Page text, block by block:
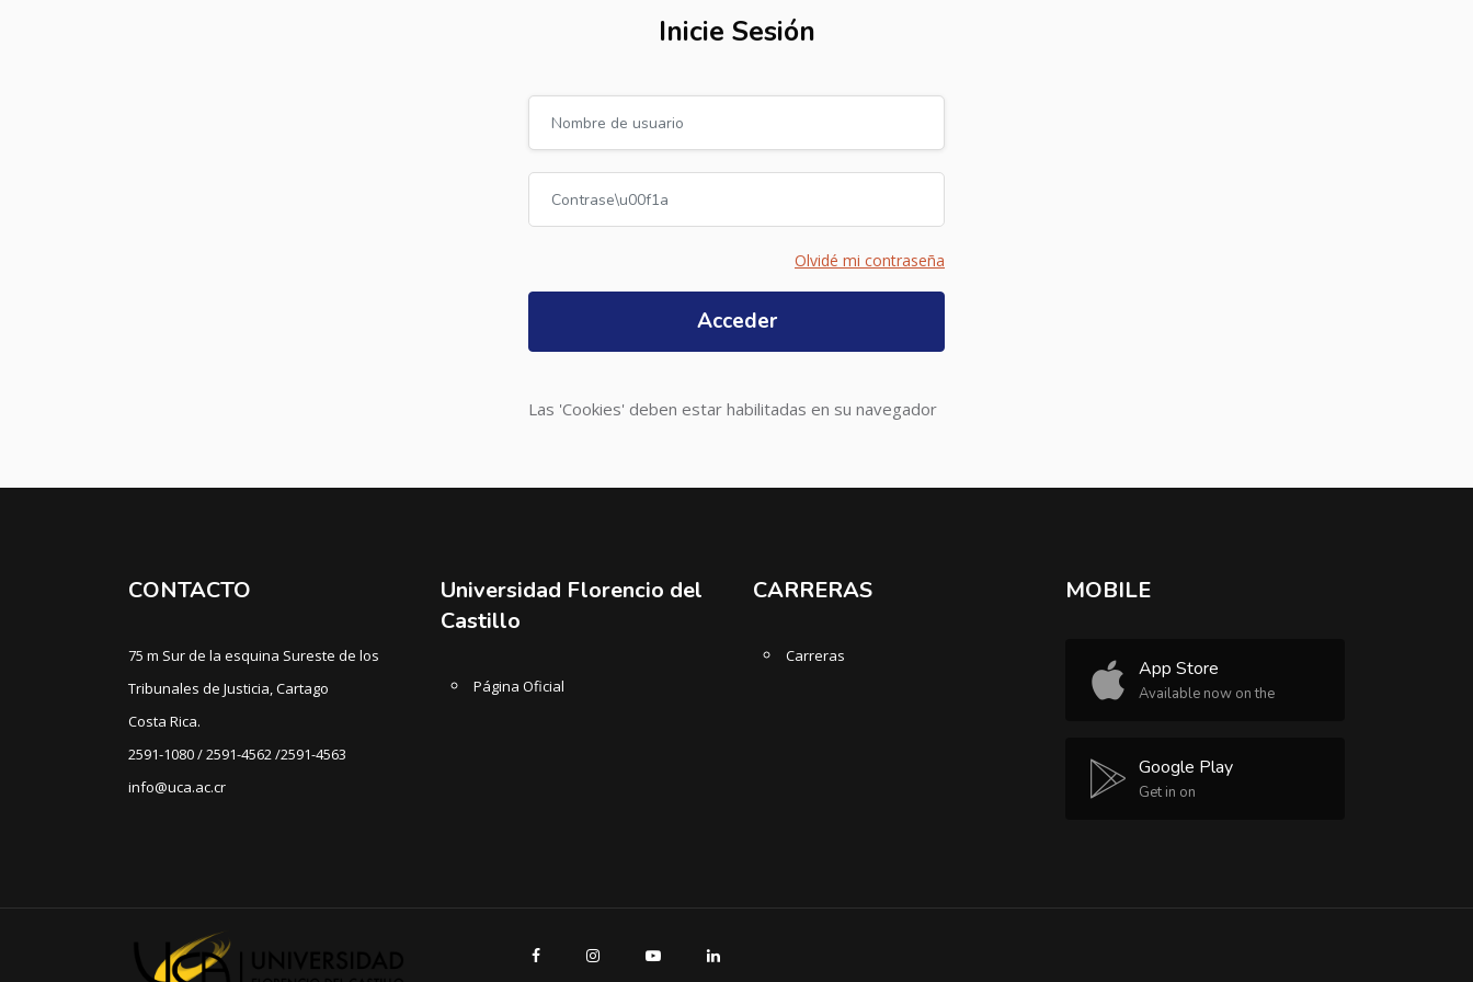
Inicie Sesión
Olvidé mi contraseña
Acceder
Las 'Cookies' deben estar habilitadas en su navegador
CONTACTO
75 m Sur de la esquina Sureste de los
Tribunales de Justicia, Cartago
Costa Rica.
2591-1080 / 2591-4562 /2591-4563
info@uca.ac.cr
Universidad Florencio del
Castillo
Página Oficial
CARRERAS
Carreras
MOBILE
App Store
Available now on the
Google Play
Get in on